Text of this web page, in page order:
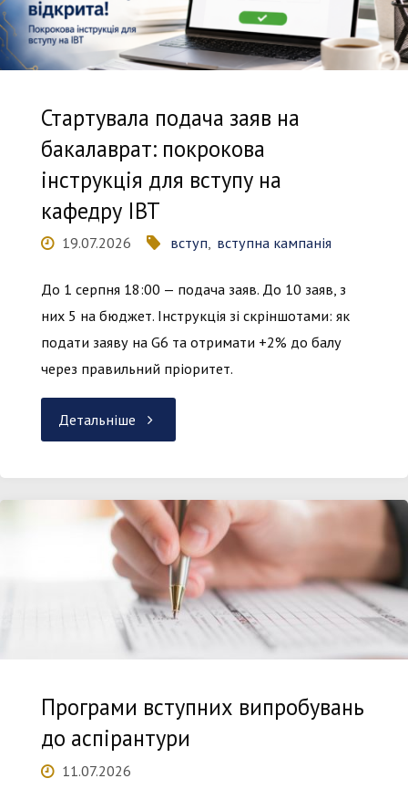
Стартувала подача заяв на
бакалаврат: покрокова
інструкція для вступу на
кафедру ІВТ
19.07.2026 вступ, вступна кампанія
До 1 серпня 18:00 — подача заяв. До 10 заяв, з
них 5 на бюджет. Інструкція зі скріншотами: як
подати заяву на G6 та отримати +2% до балу
через правильний пріоритет.
Детальніше "Стартувала
заяв
на
бакалаврат:
Програми вступних випробувань
до аспірантури
11.07.2026